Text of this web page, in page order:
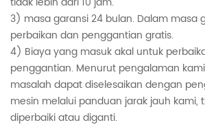
3) masa garansi 24 bulan. Dalam masa
perbaikan dan penggantian gratis.
4) Biaya yang masuk akal untuk
penggantian. Menurut pengalaman
masalah dapat diselesaikan dengan
mesin melalui panduan jarak jauh kami,
diperbaiki atau diganti.